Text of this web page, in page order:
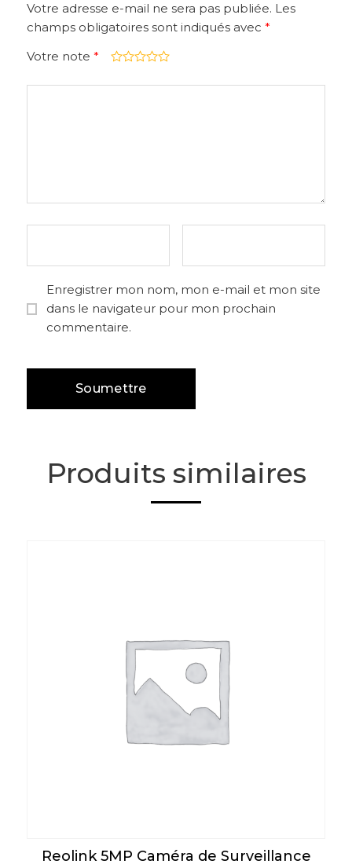
Votre adresse e-mail ne sera pas publiée. Les
champs obligatoires sont indiqués avec *
Votre note *
Enregistrer mon nom, mon e-mail et mon site
dans le navigateur pour mon prochain
commentaire.
Produits similaires
Reolink 5MP Caméra de Surveillance